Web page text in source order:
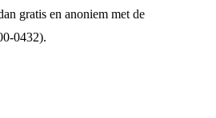
gratis en anoniem met de
0432).